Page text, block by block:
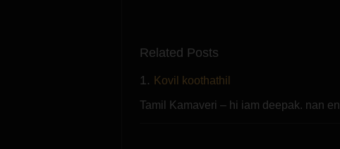
Related Posts
1. Kovil koothathil
Tamil Kamaveri – hi iam deepak. nan